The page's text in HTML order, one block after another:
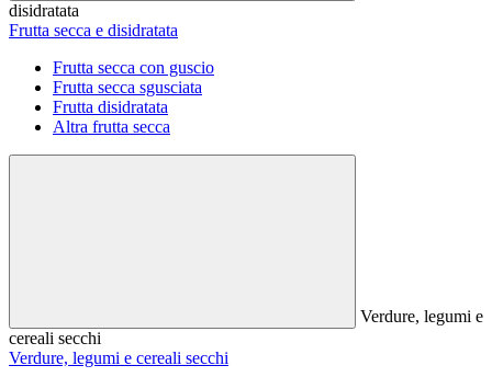
disidratata
Frutta secca e disidratata
Frutta secca con guscio
Frutta secca sgusciata
Frutta disidratata
Altra frutta secca
Verdure, legumi e
cereali secchi
Verdure, legumi e cereali secchi